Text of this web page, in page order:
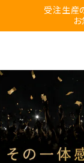
受注生産
お